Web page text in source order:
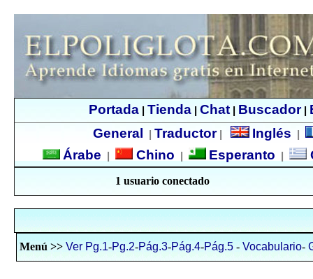
Portada Tienda Chat Buscador|
General
Traductor| Inglés
Árabe Chino Esperanto
1 usuario conectado
Menú >> Ver Pg.1-Pg.2-Pág.3-Pág.4-Pág.5 - Vocabulario-